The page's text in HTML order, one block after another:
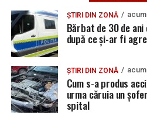
Urmărește Ziarul
YouTube Instagram WhatsApp
ȘTIRI DIN ZONĂ
Bărbat de 30 de
după ce și-ar fi
ȘTIRI DIN ZONĂ
Cum s-a produs
urma căruia un
spital